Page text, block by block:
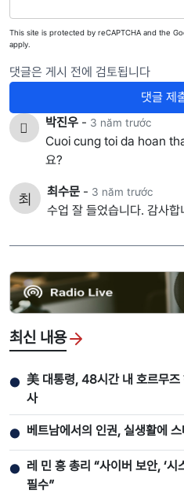
This site is protected by reCAPTCHA and the
apply.
댓글은 게시 전에 검토됩니다
댓글 제
박진우 - 3 năm trước
Cuoi cung toi da hoan
요?
최수문 - 3 năm trước
수업 잘 들었습니다. 감사합
최신 내용
● 美 대통령, 48시간 내 호르무즈
사
● 베트남에서의 인권, 실생활에
● 레 민 흥 총리 “사이버 보안, ‘시
필수”